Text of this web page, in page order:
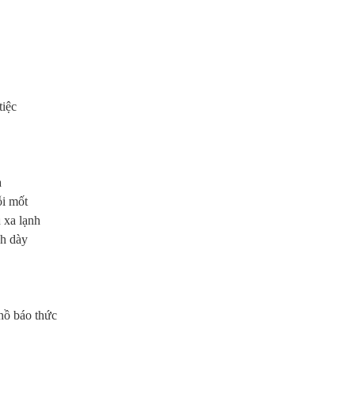
mốt
xa lạnh
dày
báo thức